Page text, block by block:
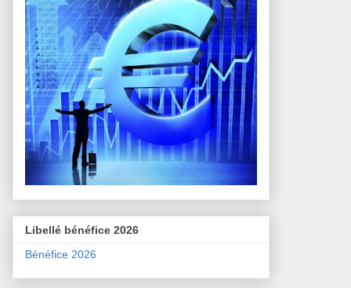
Libellé bénéfice 2026
Bénéfice 2026